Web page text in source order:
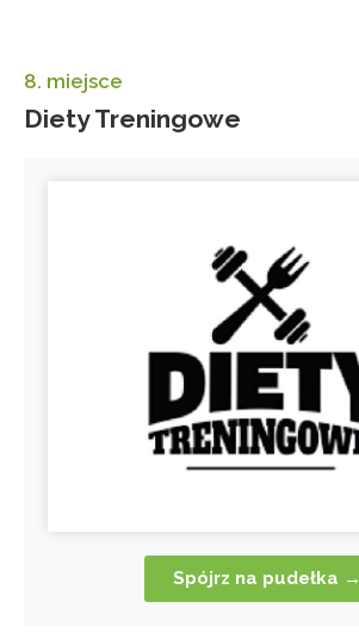
8. miejsce
Diety Treningowe
Spójrz na pudełka →